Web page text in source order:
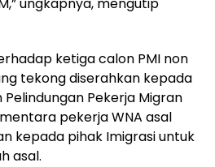
ketiga calon PMI non
tekong diserahkan kepada
Pekerja Migran
pekerja WNA asal
kepada pihak Imigrasi untuk
asal.